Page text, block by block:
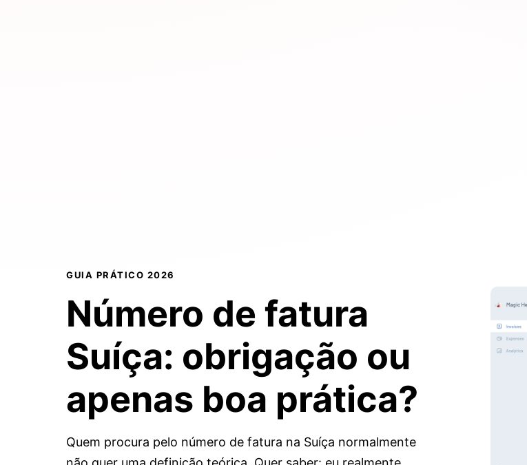
GUIA PRÁTICO 2026
Número de fatura
Suíça: obrigação ou
apenas boa prática?
Quem procura pelo número de fatura na Suíça normalmente